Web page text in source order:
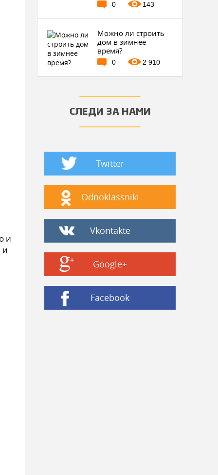
и
и
0 143
Можно ли строить
дом в зимнее
время?
0 2 910
СЛЕДИ ЗА НАМИ
Twitter
Odnoklassniki
Vkontakte
Google+
Facebook